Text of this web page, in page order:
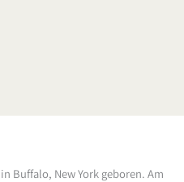
Buffalo, New York geboren. Am